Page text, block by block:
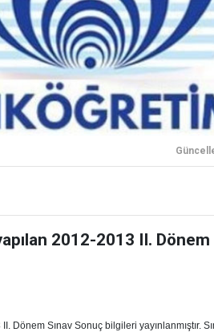
2012-2013 II.
Dönem Sınav Sonuç bilgileri yayınlanmıştır.